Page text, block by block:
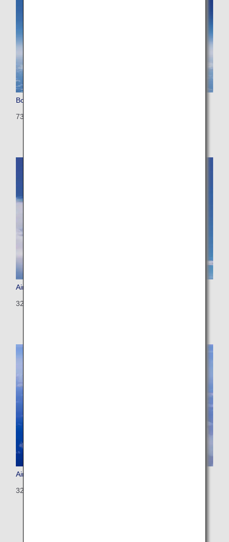
Boeing 737-800
738: 166 seats (8 seats)
Airbus A321
321: 194 seats (8 seats)
Airbus A320 (Configured for International Flights)
320: 146 seats (8 seats)